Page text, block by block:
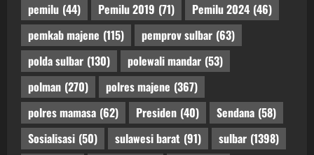
pemilu (44) Pemilu 2019 (71) Pemilu 2024 (46)
pemkab majene (115) pemprov sulbar (63)
polda sulbar (130) polewali mandar (53)
polman (270) polres majene (367)
polres mamasa (62) Presiden (40) Sendana (58)
Sosialisasi (50) sulawesi barat (91) sulbar (1398)